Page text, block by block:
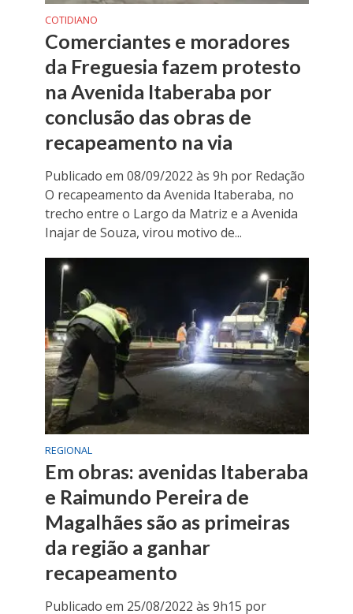
COTIDIANO
Comerciantes e moradores
da Freguesia fazem protesto
na Avenida Itaberaba por
conclusão das obras de
recapeamento na via
Publicado em 08/09/2022 às 9h por Redação
O recapeamento da Avenida Itaberaba, no
trecho entre o Largo da Matriz e a Avenida
Inajar de Souza, virou motivo de...
REGIONAL
Em obras: avenidas Itaberaba
e Raimundo Pereira de
Magalhães são as primeiras
da região a ganhar
recapeamento
Publicado em 25/08/2022 às 9h15 por